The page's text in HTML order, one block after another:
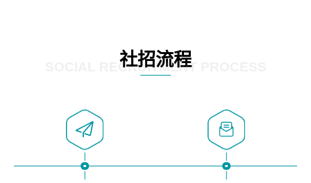
4、掌握DevOps思想、方法和流程。Jenkins工具使用；
5、掌握常见中间件配置与优化，如mysql、nginx等；
社招流程
SOCIAL RECRUITMENT PROCESS